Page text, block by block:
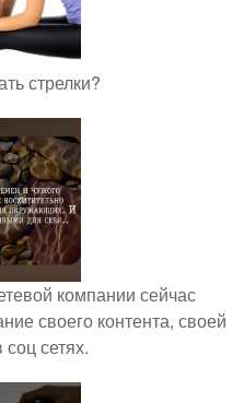
стрелки?
компании сейчас
своего контента, своей
сетях.